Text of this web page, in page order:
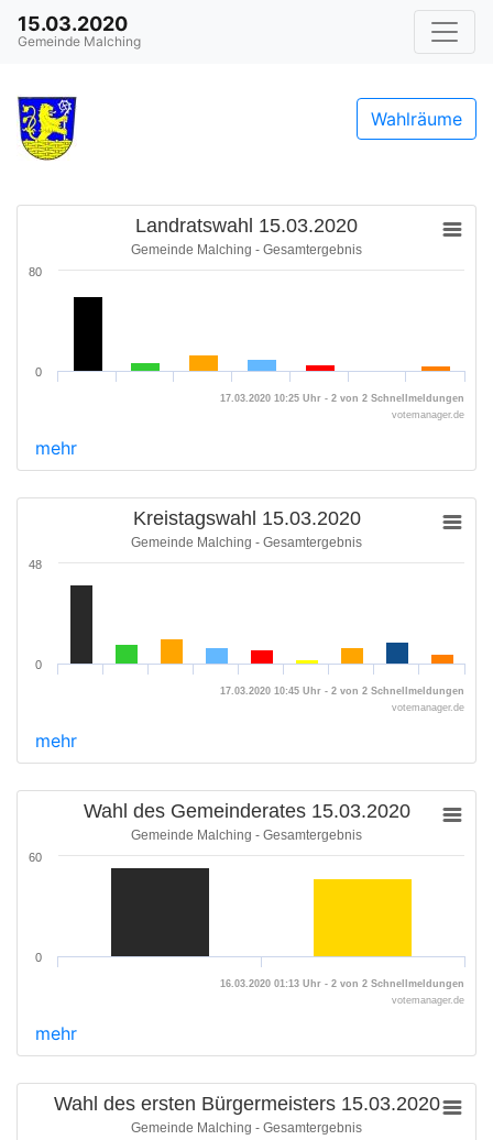
15.03.2020
Gemeinde Malching
Wahlräume
Landratswahl 15.03.2020
Gemeinde Malching - Gesamtergebnis
0
80
17.03.2020 10:25 Uhr - 2 von 2 Schnellmeldungen
votemanager.de
mehr
Kreistagswahl 15.03.2020
Gemeinde Malching - Gesamtergebnis
0
48
17.03.2020 10:45 Uhr - 2 von 2 Schnellmeldungen
votemanager.de
mehr
Wahl des Gemeinderates 15.03.2020
Gemeinde Malching - Gesamtergebnis
0
60
16.03.2020 01:13 Uhr - 2 von 2 Schnellmeldungen
votemanager.de
mehr
Wahl des ersten Bürgermeisters 15.03.2020
Gemeinde Malching - Gesamtergebnis